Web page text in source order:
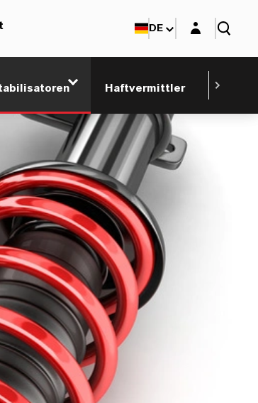
Haftvermittler
DE Login-Maske